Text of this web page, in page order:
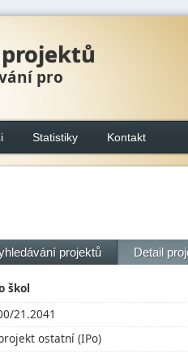
pro
Statistiky Kontakt
projektů Detail
škol
21.2041
ostatní (IPo)